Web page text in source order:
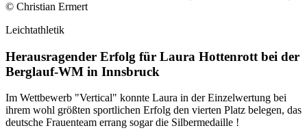
© Christian Ermert
Leichtathletik
Herausragender Erfolg für Laura Hottenrott bei der
Berglauf-WM in Innsbruck
Im Wettbewerb "Vertical" konnte Laura in der Einzelwertung bei
ihrem wohl größten sportlichen Erfolg den vierten Platz belegen, das
deutsche Frauenteam errang sogar die Silbermedaille !